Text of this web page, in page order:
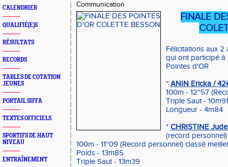
CALENDRIER
QUALIFIÉ(E)S
RÉSULTATS
RECORDS
TABLES DE COTATION
JEUNES
PORTAIL SIFFA
TEXTES OFFICIELS
SPORTIFS DE HAUT
NIVEAU
ENTRAÎNEMENT
Communication
FINALE
Félicitations aux 2
qui ont participé à
Pointes d'OR
* ANIN Ericka /
100m - 12''57
Triple Saut - 10m91
Longueur - 4m84
* CHRISTINE
(record personnel)
100m - 11''09 (Record personnel) classé
Poids - 13m85
Triple Saut - 13m39